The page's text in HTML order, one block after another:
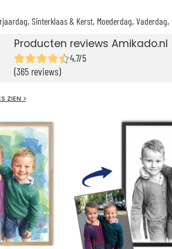
Sinterklaas & Kerst Moederdag Vaderdag
Producten reviews Amikado.nl
4,7/5
(365 reviews)
ZIEN >